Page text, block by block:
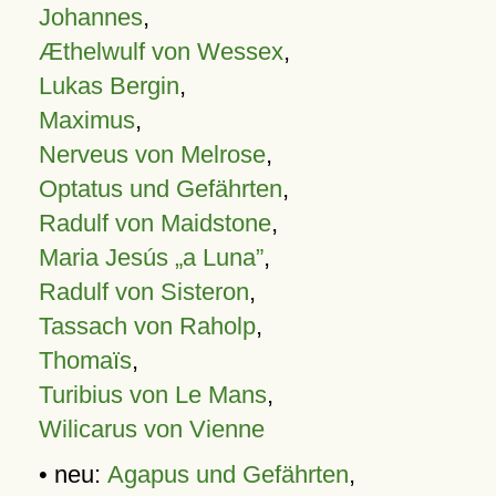
Johannes,
Æthelwulf von Wessex,
Lukas Bergin,
Maximus,
Nerveus von Melrose,
Optatus und Gefährten,
Radulf von Maidstone,
Maria Jesús „a Luna”,
Radulf von Sisteron,
Tassach von Raholp,
Thomaïs,
Turibius von Le Mans,
Wilicarus von Vienne
• neu: Agapus und Gefährten,